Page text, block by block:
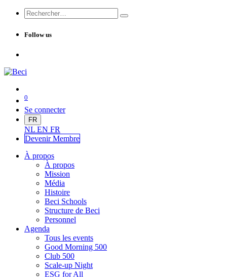
Follow us
0
Se connecter
FR
NL EN FR
Devenir Membre
À propos
À propos
Mission
Média
Histoire
Beci Schools
Structure de Beci
Personnel
Agenda
Tous les events
Good Morning 500
Club 500
Scale-up Night
ESG for All